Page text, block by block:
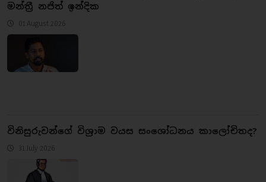
මන්ත්‍රී නජිත් ඉන්දික
01 August 2026
​විනිසුරුවන්ගේ විශ්‍රාම වයස සංශෝධනය කාලෝචිතද?
31 July 2026